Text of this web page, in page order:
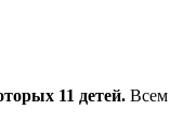
11 детей. Всем